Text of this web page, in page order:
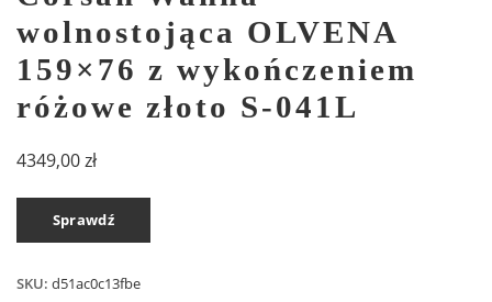
wolnostojąca OLVENA
159×76 z wykończeniem
różowe złoto S-041L
4349,00zł
Sprawdź
SKU: d51ac0c13fbe